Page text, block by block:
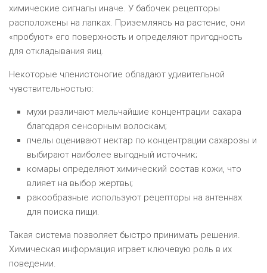
химические сигналы иначе. У бабочек рецепторы
расположены на лапках. Приземляясь на растение, они
«пробуют» его поверхность и определяют пригодность
для откладывания яиц.
Некоторые членистоногие обладают удивительной
чувствительностью:
мухи различают мельчайшие концентрации сахара
благодаря сенсорным волоскам;
пчелы оценивают нектар по концентрации сахарозы и
выбирают наиболее выгодный источник;
комары определяют химический состав кожи, что
влияет на выбор жертвы;
ракообразные используют рецепторы на антеннах
для поиска пищи.
Такая система позволяет быстро принимать решения.
Химическая информация играет ключевую роль в их
поведении.